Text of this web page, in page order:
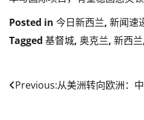
Posted in 今日新西兰, 新闻速
Tagged 基督城, 奥克兰, 新西兰
Post
Previous:从美洲转向欧洲：